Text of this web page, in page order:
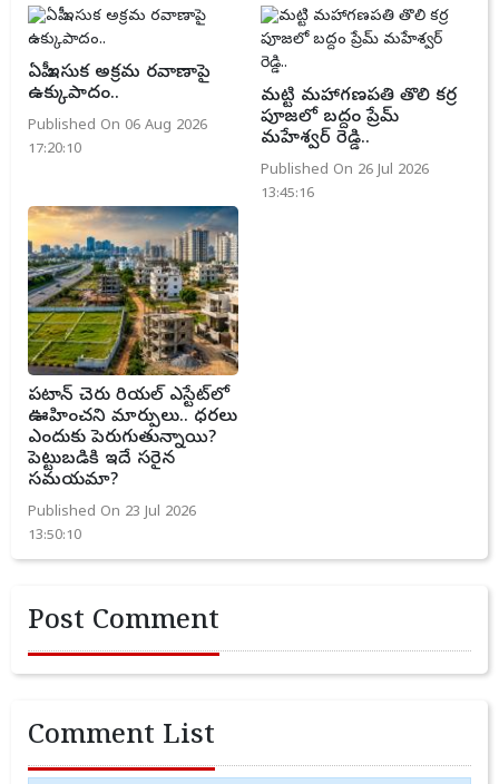
ఏపీ ఇసుక అక్రమ రవాణాపై
ఉక్కుపాదం..
Published On 06 Aug 2026
17:20:10
మట్టి మహాగణపతి తొలి కర్ర
పూజలో బద్దం ప్రేమ్
మహేశ్వర్ రెడ్డి..
Published On 26 Jul 2026
13:45:16
పటాన్ చెరు రియల్ ఎస్టేట్‌లో
ఊహించని మార్పులు.. ధరలు
ఎందుకు పెరుగుతున్నాయి?
పెట్టుబడికి ఇదే సరైన
సమయమా?
Published On 23 Jul 2026
13:50:10
Post Comment
Comment List